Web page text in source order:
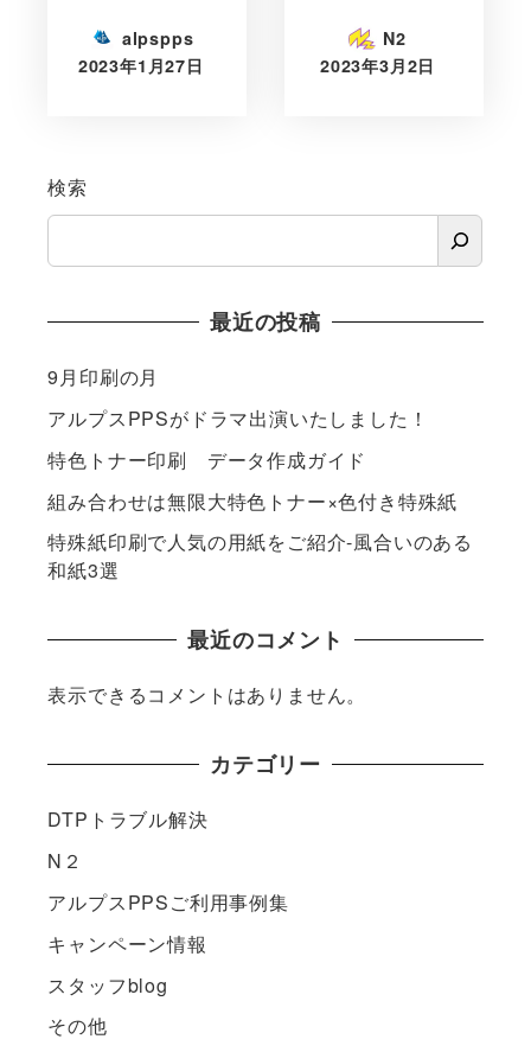
alpspps
2023年1月27日
N2
2023年3月2日
検索
最近の投稿
9月印刷の月
アルプスPPSがドラマ出演いたしました！
特色トナー印刷 データ作成ガイド
組み合わせは無限大特色トナー×色付き特殊紙
特殊紙印刷で人気の用紙をご紹介-風合いのある
和紙3選
最近のコメント
表示できるコメントはありません。
カテゴリー
DTPトラブル解決
N２
アルプスPPSご利用事例集
キャンペーン情報
スタッフblog
その他